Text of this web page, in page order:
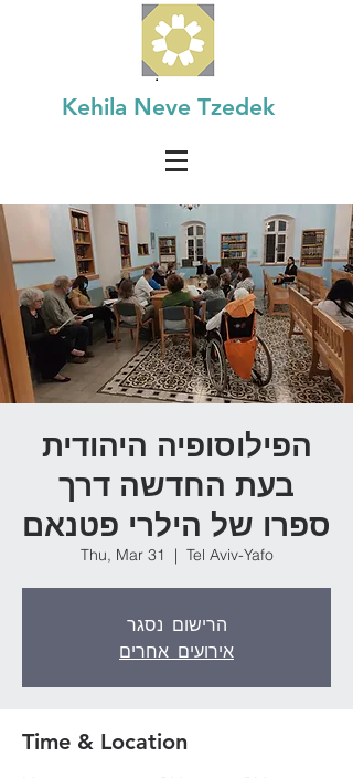
Kehila Neve Tzedek
הפילוסופיה היהודית
בעת החדשה דרך
ספרו של הילרי פטנאם
Thu, Mar 31
  |
Tel Aviv-Yafo
הרישום נסגר
אירועים אחרים
Time & Location